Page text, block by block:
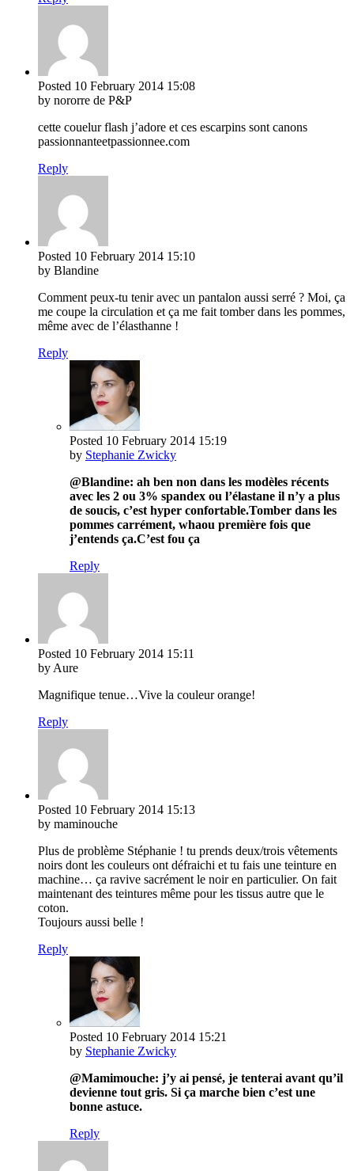
Posted 10 February 2014 15:08
by nororre de P&P
cette couelur flash j’adore et ces escarpins sont canons
passionnanteetpassionnee.com
Reply
Posted 10 February 2014 15:10
by Blandine
Comment peux-tu tenir avec un pantalon aussi serré ? Moi, ça
me coupe la circulation et ça me fait tomber dans les pommes,
même avec de l’élasthanne !
Reply
Posted 10 February 2014 15:19
by Stephanie Zwicky
@Blandine: ah ben non dans les modèles récents
avec les 2 ou 3% spandex ou l’élastane il n’y a plus
de soucis, c’est hyper confortable.Tomber dans les
pommes carrément, whaou première fois que
j’entends ça.C’est fou ça
Reply
Posted 10 February 2014 15:11
by Aure
Magnifique tenue…Vive la couleur orange!
Reply
Posted 10 February 2014 15:13
by maminouche
Plus de problème Stéphanie ! tu prends deux/trois vêtements
noirs dont les couleurs ont défraichi et tu fais une teinture en
machine… ça ravive sacrément le noir en particulier. On fait
maintenant des teintures même pour les tissus autre que le
coton.
Toujours aussi belle !
Reply
Posted 10 February 2014 15:21
by Stephanie Zwicky
@Mamimouche: j’y ai pensé, je tenterai avant qu’il
devienne tout gris. Si ça marche bien c’est une
bonne astuce.
Reply